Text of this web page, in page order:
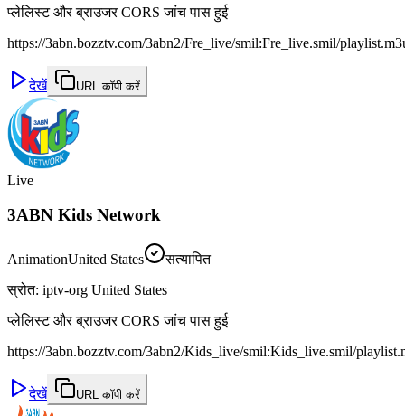
प्लेलिस्ट और ब्राउजर CORS जांच पास हुई
https://3abn.bozztv.com/3abn2/Fre_live/smil:Fre_live.smil/
देखें URL कॉपी करें
Live
3ABN Kids Network
AnimationUnited States
सत्यापित
स्रोत: iptv-org United States
प्लेलिस्ट और ब्राउजर CORS जांच पास हुई
https://3abn.bozztv.com/3abn2/Kids_live/smil:Kids_live.smil/
देखें URL कॉपी करें